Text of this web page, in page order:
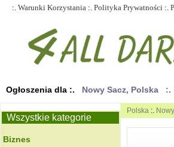
:. Warunki Korzystania :. Polityka Prywatności :.
Ogłoszenia dla :. Nowy Sacz, Polska :.
Wszystkie kategorie
Biznes
Polska :.